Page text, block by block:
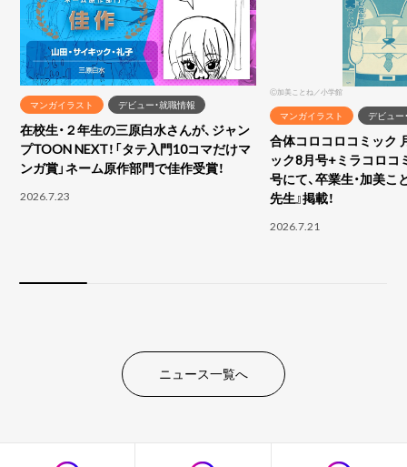
マンガイラスト デビュー・就職情報
在校生・２年生の三原白水さんが、ジャン
プTOON NEXT！「タテ入門10コマだけマ
ンガ賞」ネーム原作部門で佳作受賞！
2026.7.23
Ⓒ加美ことね／小学館
マンガイラスト デビュー
合体コロコロコミック
ック8月号+ミラコロコ
号にて、卒業生・加美こ
先生』掲載！
2026.7.21
ニュース一覧へ